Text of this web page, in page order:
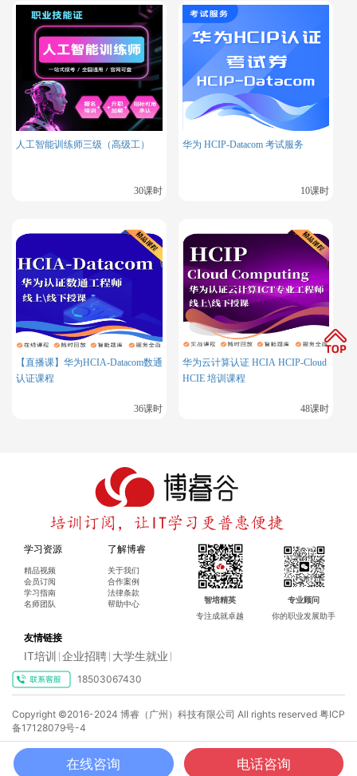
上游邻居收到 Join 报文后，立即生成对应的（S，G）表项，
并将接收 Join 报文的接口标记为下游接口（用于转发组播数据
到接收端 DR）。随后，该上游邻居重复 RPF 检测流程，再次
查找通往源 S 的上游接口和邻居，继续向上游发送 Join 报文。
上述过程逐级迭代，直至 Join 报文传递至源端 DR（直接连接
报文的接口标记为下游接口。此时源端 DR 执行 RPF 检测时，
T 树构建完成。
至此，组播源 S 发送的组播数据可通过已建立的 SPT 树，从源
端 DR 经各级路由器的（S，G）表项转发，最终到达接收端 D
R 所属的网段。
二、RPF（逆向路径转发）检
流量出现次优路径和环路问题，确保组播数据仅沿最优路径传
（一）核心作用与原理
作用：过滤掉沿非最优路径传输的组播流量，避免环路导致的
流量风暴和带宽浪费，同时保证流量沿最短路径传输。
原理：组播路由器为每个（S，G）或（*，G）表项确定唯一的
上游接口和上游邻居，仅当组播流量从该上游接口接收时，才
会将其从所有下游接口转发；若流量从非上游接口接收，则直
接丢弃。
（二）不同 PIM 模式下的 RPF 检测
人工智能训练师三级（高级工）
30课时
华为 HCIP-Datacom 考试服务
10课时
【直播课】华为HCIA-Datacom数通
认证课程
36课时
华为云计算认证 HCIA HCIP-Cloud
HCIE 培训课程
48课时
学习资源
精品视频
会员订阅
学习指南
名师团队
了解博睿
关于我们
合作案例
法律条款
帮助中心
智培精英
专注成就卓越
专业顾问
你的职业发展助手
友情链接
IT培训 企业招聘 大学生就业
18503067430
Copyright ©2016-2024 博睿（广州）科技有限公司 All rights reserved 粤ICP
备17128079号-4
在线咨询 电话咨询